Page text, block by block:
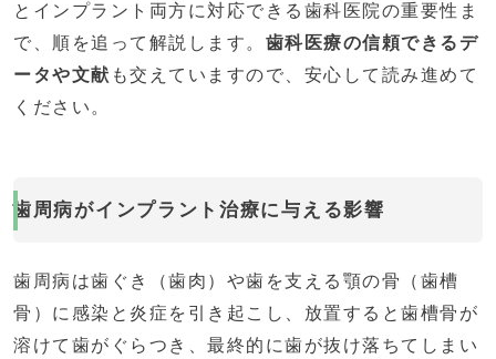
とインプラント両方に対応できる歯科医院の重要性ま
で、順を追って解説します。 歯科医療の信頼できるデ
ータや文献 も交えていますので、安心して読み進めて
ください。
歯周病がインプラント治療に与える影響
歯周病は歯ぐき（歯肉）や歯を支える顎の骨（歯槽
骨）に感染と炎症を引き起こし、放置すると歯槽骨が
溶けて歯がぐらつき、最終的に歯が抜け落ちてしまい